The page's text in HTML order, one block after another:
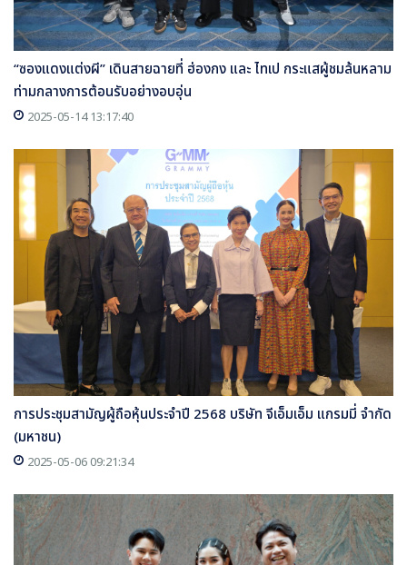
“ซองแดงแต่งผี” เดินสายฉายที่ ฮ่องกง และ ไทเป กระแสผู้ชมล้นหลาม
ท่ามกลางการต้อนรับอย่างอบอุ่น
2025-05-14 13:17:40
การประชุมสามัญผู้ถือหุ้นประจำปี 2568 บริษัท จีเอ็มเอ็ม แกรมมี่ จำกัด
(มหาชน)
2025-05-06 09:21:34